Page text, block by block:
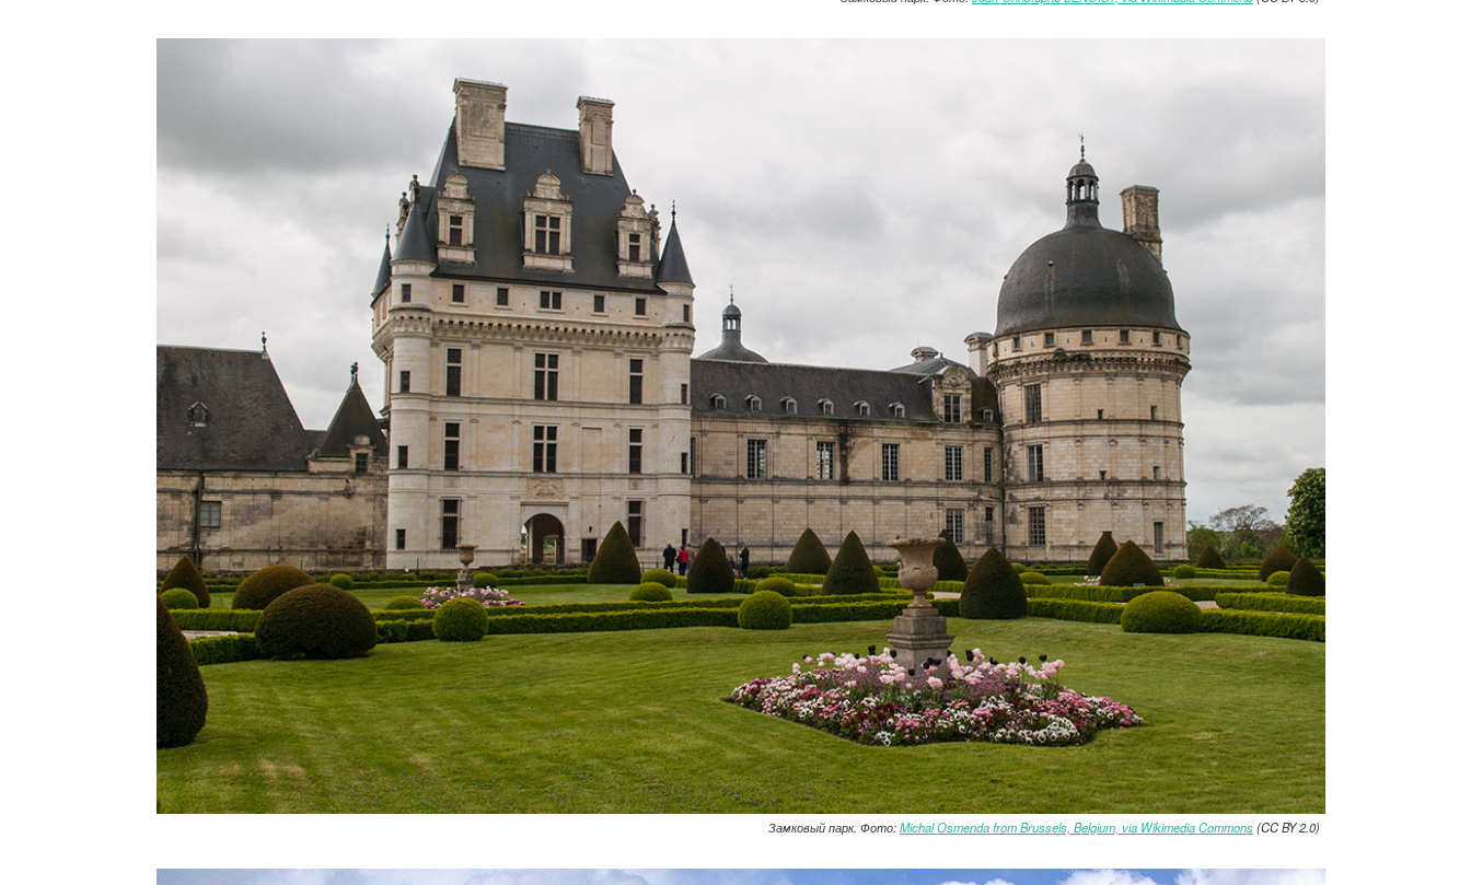
Замковый парк. Фото:Michal Osmenda from Brussels, Belgium, via Wikimedia Commons(CC BY 2.0)